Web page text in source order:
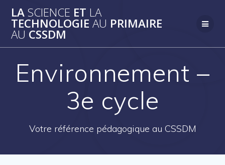
content
LA SCIENCE ET LA
TECHNOLOGIE AU PRIMAIRE
AU CSSDM
Environnement –
3e cycle
Votre référence pédagogique au CSSDM